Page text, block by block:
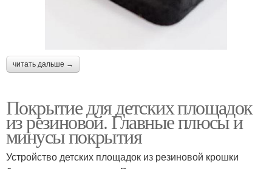
читать дальше →
Покрытие для детских площадок
из резиновой. Главные плюсы и
минусы покрытия
Устройство детских площадок из резиновой крошки